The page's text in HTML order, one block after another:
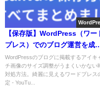
【保存版】WordPress（ワー
プレス）でのブログ運営を成功
させるためのアイキャッチ画
活用術
WordPressのブログに掲載するアイキ
チ画像のサイズ調整がうまくいかない
対処方法。綺麗に見えるワードプレス
定 - YouTu...